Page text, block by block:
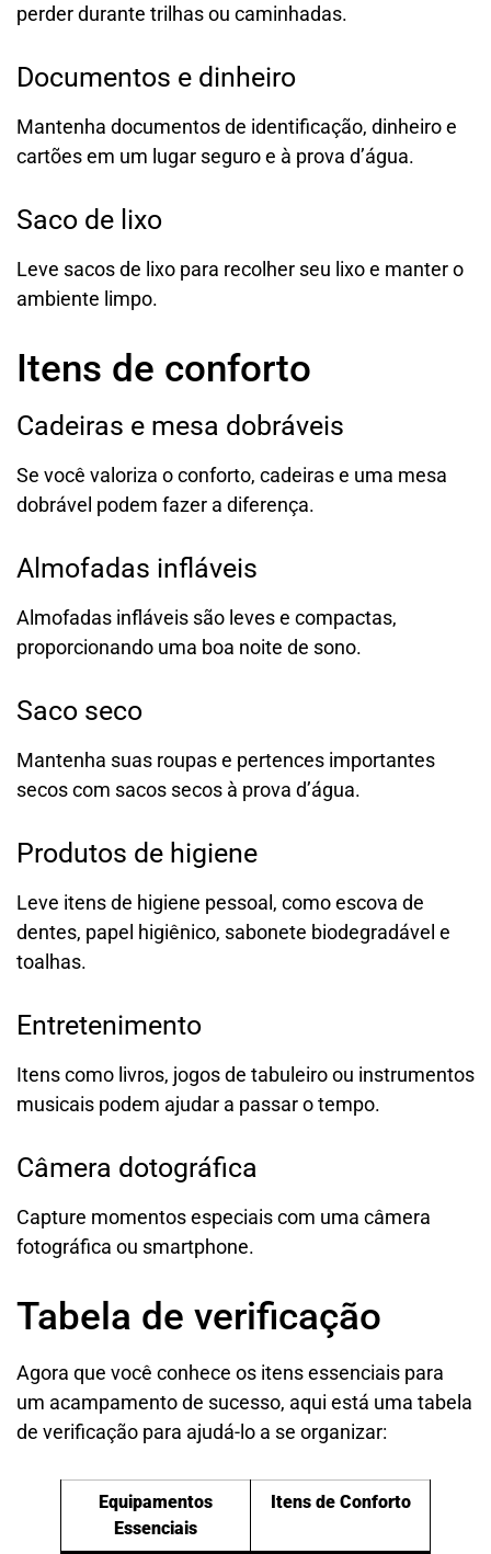
perder durante trilhas ou caminhadas.
Documentos e dinheiro
Mantenha documentos de identificação, dinheiro e
cartões em um lugar seguro e à prova d’água.
Saco de lixo
Leve sacos de lixo para recolher seu lixo e manter o
ambiente limpo.
Itens de conforto
Cadeiras e mesa dobráveis
Se você valoriza o conforto, cadeiras e uma mesa
dobrável podem fazer a diferença.
Almofadas infláveis
Almofadas infláveis são leves e compactas,
proporcionando uma boa noite de sono.
Saco seco
Mantenha suas roupas e pertences importantes
secos com sacos secos à prova d’água.
Produtos de higiene
Leve itens de higiene pessoal, como escova de
dentes, papel higiênico, sabonete biodegradável e
toalhas.
Entretenimento
Itens como livros, jogos de tabuleiro ou instrumentos
musicais podem ajudar a passar o tempo.
Câmera dotográfica
Capture momentos especiais com uma câmera
fotográfica ou smartphone.
Tabela de verificação
Agora que você conhece os itens essenciais para
um acampamento de sucesso, aqui está uma tabela
de verificação para ajudá-lo a se organizar:
Equipamentos
Essenciais
Itens de Conforto